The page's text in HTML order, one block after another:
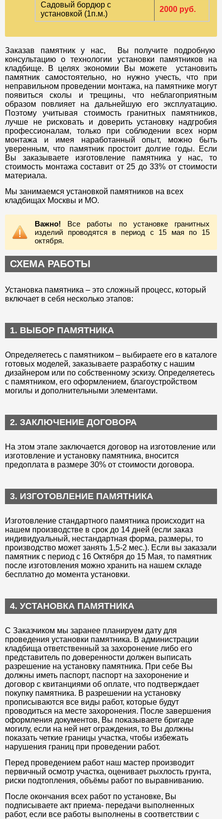
Садовый бордюр с
установкой (1п.м.)
2000 руб.
Заказав памятник у нас, Вы получите подробную
консультацию о технологии установки памятников на
кладбище. В целях экономии Вы можете установить
памятник самостоятельно, но нужно учесть, что при
неправильном проведении монтажа, на памятнике могут
появиться сколы и трещины, что неблагоприятным
образом повлияет на дальнейшую его эксплуатацию.
Поэтому учитывая стоимость гранитных памятников,
лучше не рисковать и доверить установку надгробия
профессионалам, только при соблюдении всех норм
монтажа и имея наработанный опыт, можно быть
уверенным, что памятник простоит долгие годы. Если
Вы заказываете изготовление памятника у нас, то
стоимость монтажа составит от 25 до 33% от стоимости
материала.
Мы занимаемся установкой памятников на всех
кладбищах Москвы и МО.
Важно! Все работы по установке гранитных
изделий проводятся в период с 15 мая по 15
октября.
СХЕМА РАБОТЫ
Установка памятника – это сложный процесс, который
включает в себя несколько этапов:
1. ВЫБОР ПАМЯТНИКА
Определяетесь с памятником – выбираете его в каталоге
готовых моделей, заказываете разработку с нашим
дизайнером или по собственному эскизу. Определяетесь
с памятником, его оформлением, благоустройством
могилы и дополнительными элементами.
2. ЗАКЛЮЧЕНИЕ ДОГОВОРА
На этом этапе заключается договор на изготовление или
изготовление и установку памятника, вносится
предоплата в размере 30% от стоимости договора.
3. ИЗГОТОВЛЕНИЕ ПАМЯТНИКА
Изготовление стандартного памятника происходит на
нашем производстве в срок до 14 дней (если заказ
индивидуальный, нестандартная форма, размеры, то
производство может занять 1,5-2 мес.). Если вы заказали
памятник с период с 16 Октября до 15 Мая, то памятник
после изготовления можно хранить на нашем складе
бесплатно до момента установки.
4. УСТАНОВКА ПАМЯТНИКА
С Заказчиком мы заранее планируем дату для
проведения установки памятника. В администрации
кладбища ответственный за захоронение либо его
представитель по доверенности должен выписать
разрешение на установку памятника. При себе Вы
должны иметь паспорт, паспорт на захоронение и
договор с квитанциями об оплате, что подтверждает
покупку памятника. В разрешении на установку
прописываются все виды работ, которые будут
проводиться на месте захоронения. После завершения
оформления документов, Вы показываете бригаде
могилу, если на ней нет ограждения, то Вы должны
показать четкие границы участка, чтобы избежать
нарушения границ при проведении работ.
Перед проведением работ наш мастер производит
первичный осмотр участка, оценивает рыхлость грунта,
риски подтопления, объёмы работ по выравниванию.
После окончания всех работ по установке, Вы
подписываете акт приема- передачи выполненных
работ, если все работы выполнены в соответствии с